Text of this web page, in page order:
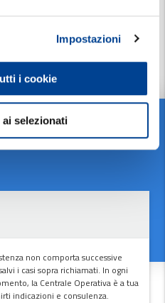
Impostazioni
i cookie
selezionati
in polizza, alcun rimborso a
in seguito
non comporta successive
i casi sopra richiamati. In ogni
la Centrale Operativa è a tua
indicazioni e consulenza.